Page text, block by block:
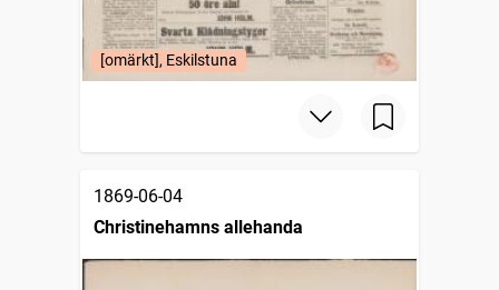
[omärkt], Eskilstuna
1869-06-04
Christinehamns allehanda